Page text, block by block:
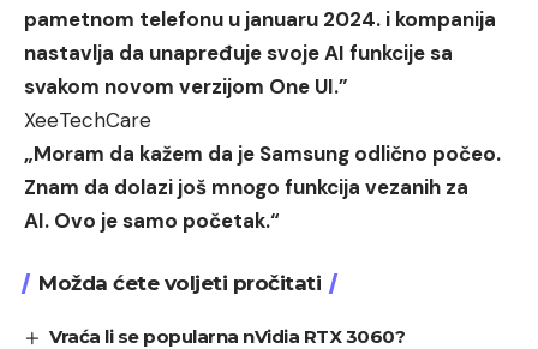
pametnom telefonu u januaru 2024. i kompanija
nastavlja da unapređuje svoje AI funkcije sa
svakom novom verzijom One UI.”
XeeTechCare
„Moram da kažem da je Samsung odlično počeo.
Znam da dolazi još mnogo funkcija vezanih za
AI. Ovo je samo početak.“
Možda ćete voljeti pročitati
Vraća li se popularna nVidia RTX 3060?